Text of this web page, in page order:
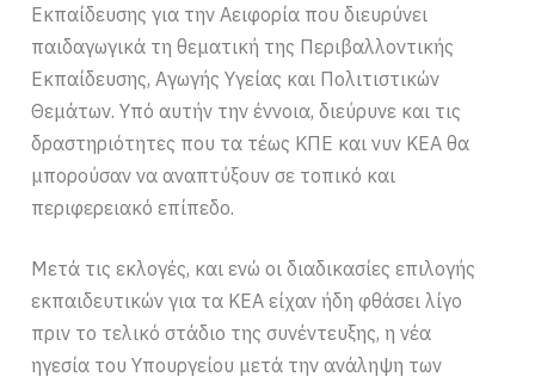
Εκπαίδευσης για την Αειφορία που διευρύνει
παιδαγωγικά τη θεματική της Περιβαλλοντικής
Εκπαίδευσης, Αγωγής Υγείας και Πολιτιστικών
Θεμάτων. Υπό αυτήν την έννοια, διεύρυνε και τις
δραστηριότητες που τα τέως ΚΠΕ και νυν ΚΕΑ θα
μπορούσαν να αναπτύξουν σε τοπικό και
περιφερειακό επίπεδο.
Μετά τις εκλογές, και ενώ οι διαδικασίες επιλογής
εκπαιδευτικών για τα ΚΕΑ είχαν ήδη φθάσει λίγο
πριν το τελικό στάδιο της συνέντευξης, η νέα
ηγεσία του Υπουργείου μετά την ανάληψη των